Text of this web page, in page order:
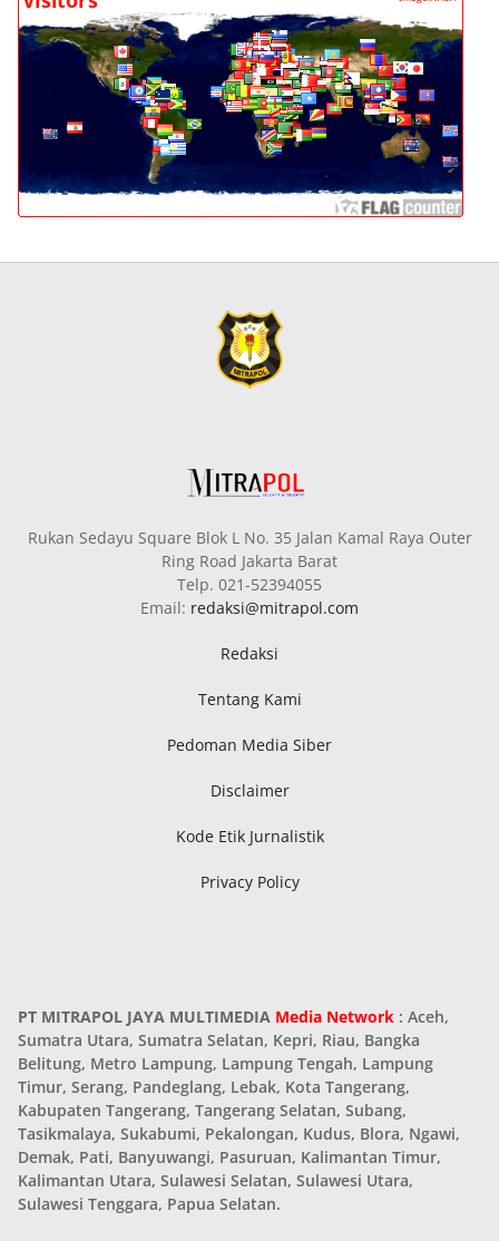
Rukan Sedayu Square Blok L No. 35 Jalan Kamal Raya Outer
Ring Road Jakarta Barat
Telp. 021-52394055
Email: redaksi@mitrapol.com
Redaksi
Tentang Kami
Pedoman Media Siber
Disclaimer
Kode Etik Jurnalistik
Privacy Policy
PT MITRAPOL JAYA MULTIMEDIA Media Network : Aceh,
Sumatra Utara, Sumatra Selatan, Kepri, Riau, Bangka
Belitung, Metro Lampung, Lampung Tengah, Lampung
Timur, Serang, Pandeglang, Lebak, Kota Tangerang,
Kabupaten Tangerang, Tangerang Selatan, Subang,
Tasikmalaya, Sukabumi, Pekalongan, Kudus, Blora, Ngawi,
Demak, Pati, Banyuwangi, Pasuruan, Kalimantan Timur,
Kalimantan Utara, Sulawesi Selatan, Sulawesi Utara,
Sulawesi Tenggara, Papua Selatan.